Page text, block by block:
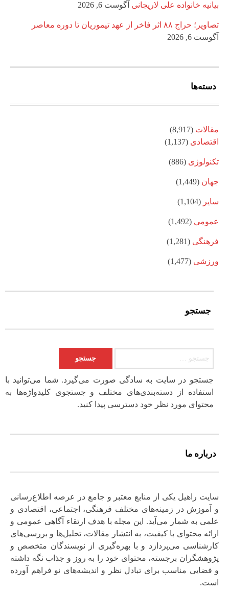
بیانیه خانواده علی لاریجانی آگوست 6, 2026
تصاویر؛ حراج ۸۸ اثر فاخر از عهد تیموریان تا دوره معاصر
آگوست 6, 2026
دسته‌ها
مقالات (8,917)
اقتصادی (1,137)
تکنولوژی (886)
جهان (1,449)
سایر (1,104)
عمومی (1,492)
فرهنگی (1,281)
ورزشی (1,477)
جستجو
جستجو در سایت به سادگی صورت می‌گیرد. شما می‌توانید با
استفاده از دسته‌بندی‌های مختلف و جستجوی کلیدواژه‌ها به
محتوای مورد نظر خود دسترسی پیدا کنید.
درباره ما
سایت راهیل یکی از منابع معتبر و جامع در عرصه اطلاع‌رسانی
و آموزش در زمینه‌های مختلف فرهنگی، اجتماعی، اقتصادی و
علمی به شمار می‌آید. این مجله با هدف ارتقاء آگاهی عمومی و
ارائه محتوای با کیفیت، به انتشار مقالات، تحلیل‌ها و بررسی‌های
کارشناسی می‌پردازد و با بهره‌گیری از نویسندگان متخصص و
پژوهشگران برجسته، محتوای خود را به‌ روز و جذاب نگه‌ داشته
و فضایی مناسب برای تبادل نظر و اندیشه‌های نو فراهم آورده
است.